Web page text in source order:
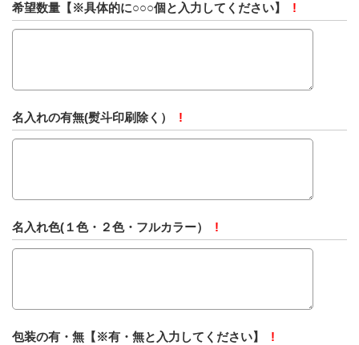
希望数量【※具体的に○○○個と入力してください】 !
名入れの有無(熨斗印刷除く） !
名入れ色(１色・２色・フルカラー） !
包装の有・無【※有・無と入力してください】 !